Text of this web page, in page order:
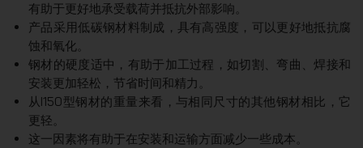
有助于更好地承受载荷并抵抗外部影响。
产品采用低碳钢材料制成，具有高强度，可以更好地抵抗腐
蚀和氧化。
钢材的硬度适中，有助于加工过程，如切割、弯曲、焊接和
安装更加轻松，节省时间和精力。
从I150型钢材的重量来看，与相同尺寸的其他钢材相比，它
更轻。
这一因素将有助于在安装和运输方面减少一些成本。